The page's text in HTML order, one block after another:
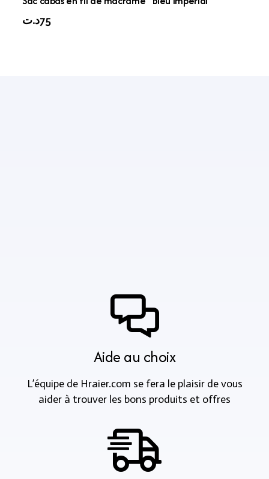
75د.ت
Aide au choix
L’équipe de Hraier.com se fera le plaisir de vous
aider à trouver les bons produits et offres